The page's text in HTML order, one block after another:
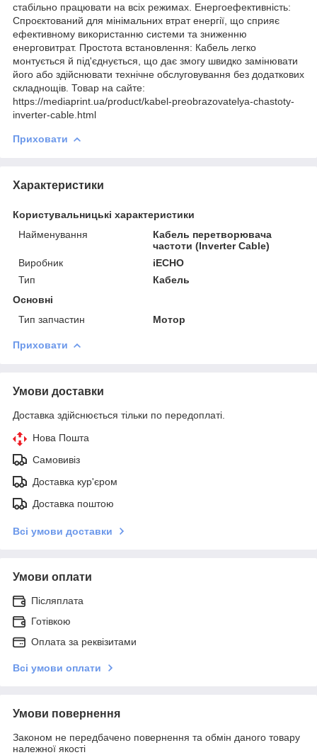
стабільно працювати на всіх режимах. Енергоефективність:
Спроєктований для мінімальних втрат енергії, що сприяє
ефективному використанню системи та зниженню
енерговитрат. Простота встановлення: Кабель легко
монтується й під'єднується, що дає змогу швидко замінювати
його або здійснювати технічне обслуговування без додаткових
складнощів. Товар на сайте:
https://mediaprint.ua/product/kabel-preobrazovatelya-chastoty-
inverter-cable.html
Приховати
Характеристики
Користувальницькі характеристики
Найменування
Кабель перетворювача
частоти (Inverter Cable)
Виробник
iECHO
Тип
Кабель
Основні
Тип запчастин
Мотор
Приховати
Умови доставки
Доставка здійснюється тільки по передоплаті.
Нова Пошта
Самовивіз
Доставка кур'єром
Доставка поштою
Всі умови доставки
Умови оплати
Післяплата
Готівкою
Оплата за реквізитами
Всі умови оплати
Умови повернення
Законом не передбачено повернення та обмін даного товару
належної якості